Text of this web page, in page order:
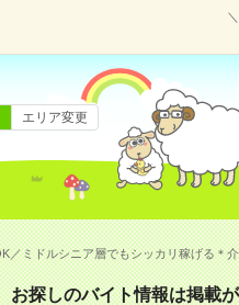
エリア変更
／ミドルシニア層でもシッカリ稼げる＊
お探しのバイト情報は掲載